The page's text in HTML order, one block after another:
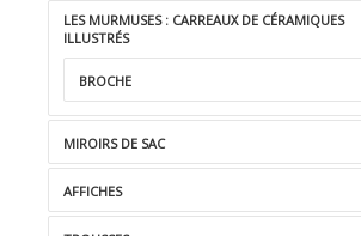
LES MURMUSES : CARREAUX DE CÉRAMIQUES
ILLUSTRÉS
BROCHE
MIROIRS DE SAC
AFFICHES